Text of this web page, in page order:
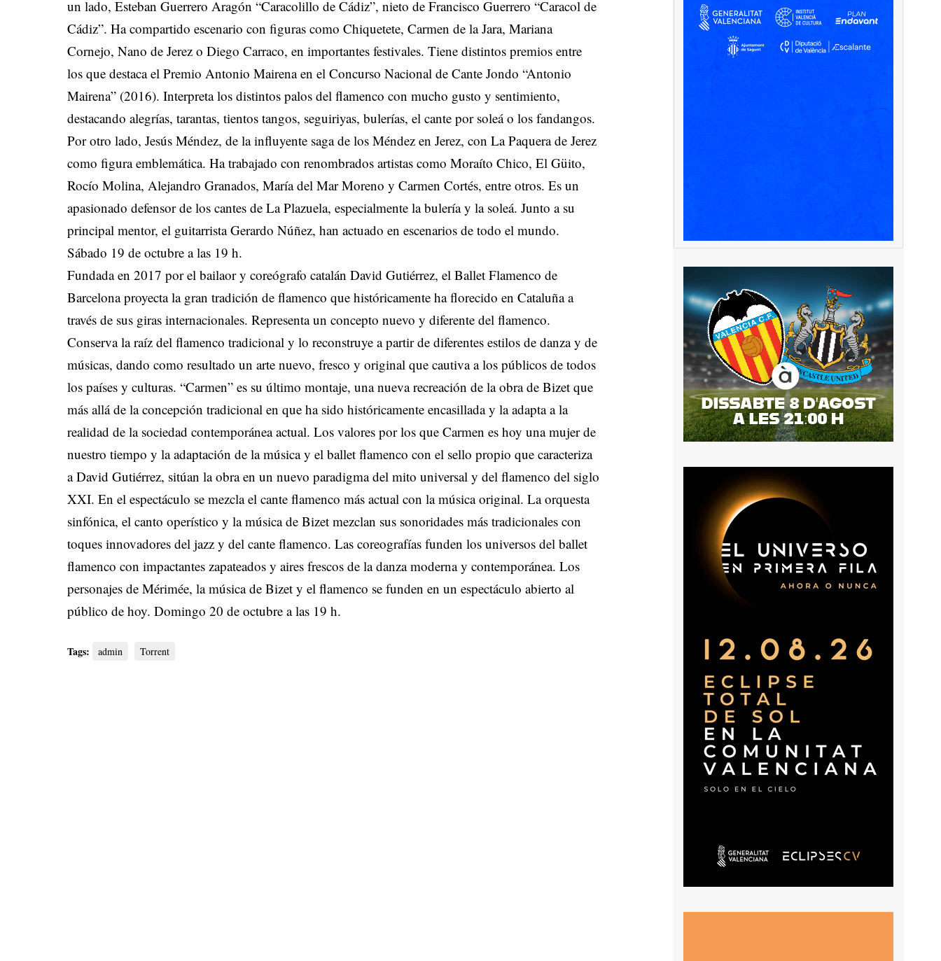
un lado, Esteban Guerrero Aragón “Caracolillo de Cádiz”, nieto de Francisco Guerrero “Caracol de
Cádiz”. Ha compartido escenario con figuras como Chiquetete, Carmen de la Jara, Mariana
Cornejo, Nano de Jerez o Diego Carraco, en importantes festivales. Tiene distintos premios entre
los que destaca el Premio Antonio Mairena en el Concurso Nacional de Cante Jondo “Antonio
Mairena” (2016). Interpreta los distintos palos del flamenco con mucho gusto y sentimiento,
destacando alegrías, tarantas, tientos tangos, seguiriyas, bulerías, el cante por soleá o los fandangos.
Por otro lado, Jesús Méndez, de la influyente saga de los Méndez en Jerez, con La Paquera de Jerez
como figura emblemática. Ha trabajado con renombrados artistas como Moraíto Chico, El Güito,
Rocío Molina, Alejandro Granados, María del Mar Moreno y Carmen Cortés, entre otros. Es un
apasionado defensor de los cantes de La Plazuela, especialmente la bulería y la soleá. Junto a su
principal mentor, el guitarrista Gerardo Núñez, han actuado en escenarios de todo el mundo.
Sábado 19 de octubre a las 19 h.
Fundada en 2017 por el bailaor y coreógrafo catalán David Gutiérrez, el Ballet Flamenco de
Barcelona proyecta la gran tradición de flamenco que históricamente ha florecido en Cataluña a
través de sus giras internacionales. Representa un concepto nuevo y diferente del flamenco.
Conserva la raíz del flamenco tradicional y lo reconstruye a partir de diferentes estilos de danza y de
músicas, dando como resultado un arte nuevo, fresco y original que cautiva a los públicos de todos
los países y culturas. “Carmen” es su último montaje, una nueva recreación de la obra de Bizet que
más allá de la concepción tradicional en que ha sido históricamente encasillada y la adapta a la
realidad de la sociedad contemporánea actual. Los valores por los que Carmen es hoy una mujer de
nuestro tiempo y la adaptación de la música y el ballet flamenco con el sello propio que caracteriza
a David Gutiérrez, sitúan la obra en un nuevo paradigma del mito universal y del flamenco del siglo
XXI. En el espectáculo se mezcla el cante flamenco más actual con la música original. La orquesta
sinfónica, el canto operístico y la música de Bizet mezclan sus sonoridades más tradicionales con
toques innovadores del jazz y del cante flamenco. Las coreografías funden los universos del ballet
flamenco con impactantes zapateados y aires frescos de la danza moderna y contemporánea. Los
personajes de Mérimée, la música de Bizet y el flamenco se funden en un espectáculo abierto al
público de hoy. Domingo 20 de octubre a las 19 h.
Tags: admin Torrent